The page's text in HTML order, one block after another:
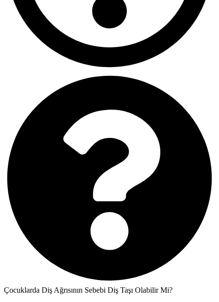
Çocuklarda Diş Ağrısının Sebebi Diş Taşı Olabilir Mi?